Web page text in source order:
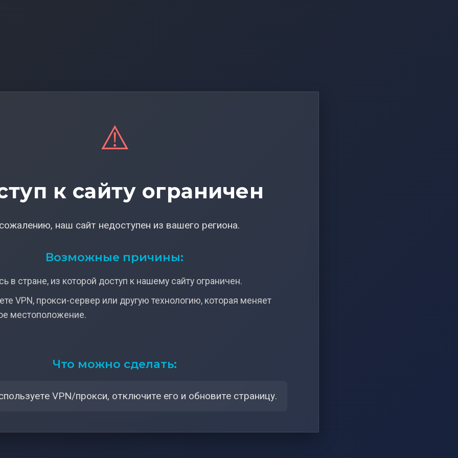
⚠️
к сайту ограничен
наш сайт недоступен из вашего региона.
Возможные причины:
в стране, из которой доступ к нашему сайту ограничен.
VPN, прокси-сервер или другую технологию, которая меняет
местоположение.
Что можно сделать:
VPN/прокси, отключите его и обновите страницу.